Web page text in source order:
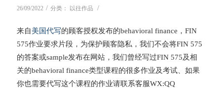
26/09/2022 / 分类： 以往作品 /
来自美国代写的顾客授权发布的behavioral finance，FIN
575作业要求片段，为保护顾客隐私，我们不会将FIN 575
的答案或sample发布在网站，我们曾经写过FIN 575及相
关的behavioral finance类型课程的很多作业及考试、如果
你也需要代写这个课程的作业请联系客服WX:QQ